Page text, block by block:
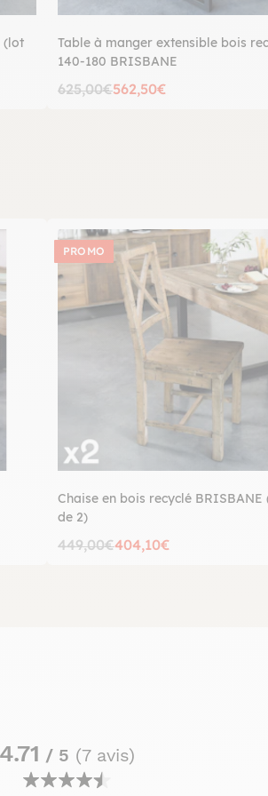
(lot
Table à manger extensible bois
140-180 BRISBANE
625,00€562,50€
PROMO
Chaise en bois recyclé BRISBANE
de 2)
449,00€404,10€
4.71 / 5 (7 avis)